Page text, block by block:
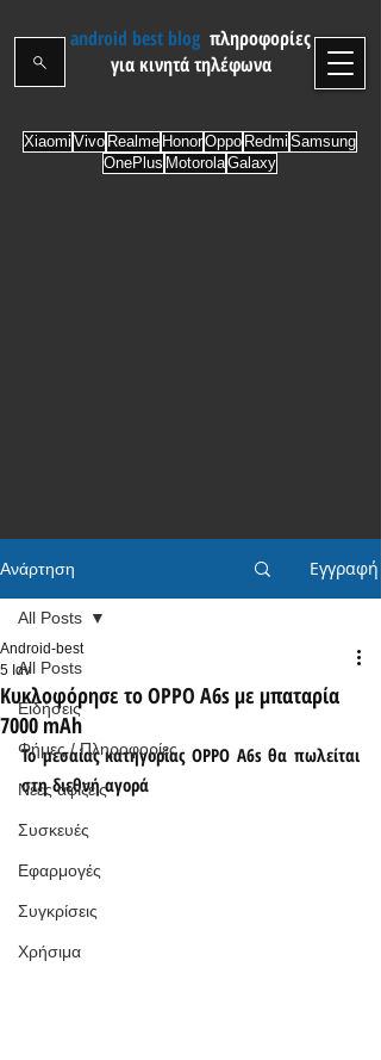
android best blog πληροφορίες
για κινητά τηλέφωνα
Xiaomi Vivo Realme HonorOppo Redmi Samsung
OnePlus MotorolaGalaxy
Ανάρτηση Εγγραφή
All Posts
Ειδήσεις
Φήμες / Πληροφορίες
Νέες αφίξεις
Συσκευές
Εφαρμογές
Συγκρίσεις
Χρήσιμα
All Posts
Κυκλοφόρησε το OPPO A6s με μπαταρία
7000 mAh
Android-best
5 Ιαν
Το μεσαίας κατηγορίας OPPO A6s θα πωλείται
στη διεθνή αγορά